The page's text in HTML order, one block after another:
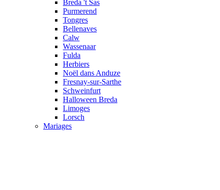
Breda 't Sas
Purmerend
Tongres
Bellenaves
Calw
Wassenaar
Fulda
Herbiers
Noël dans Anduze
Fresnay-sur-Sarthe
Schweinfurt
Halloween Breda
Limoges
Lorsch
Mariages